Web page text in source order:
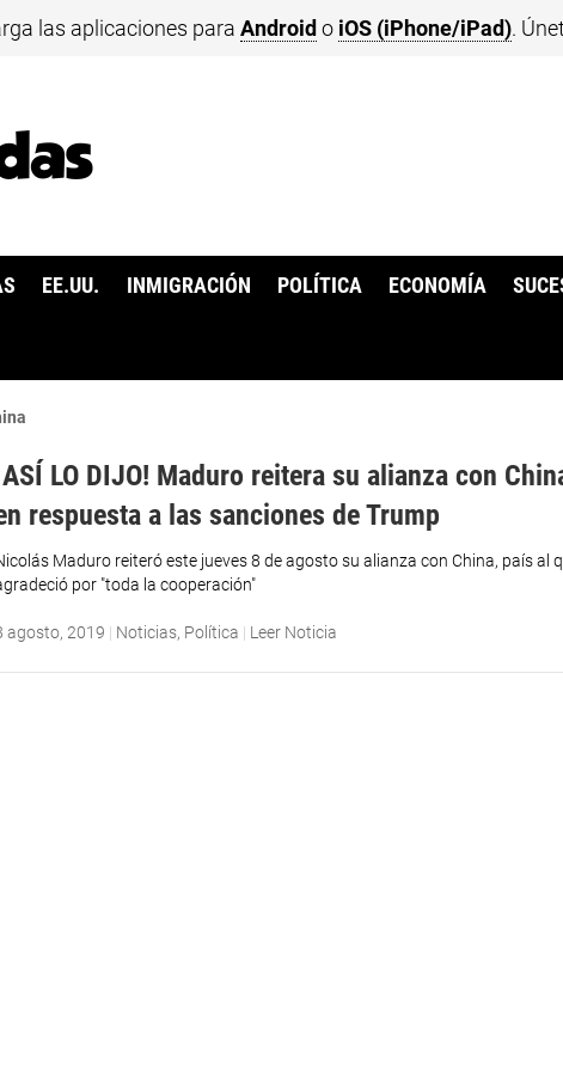
las aplicaciones para Android o iOS (iPhone/iPad).
EE.UU. INMIGRACIÓN POLÍTICA ECONOMÍA
LO DIJO! Maduro reitera su alianza con
respuesta a las sanciones de Trump
Maduro reiteró este jueves 8 de agosto su alianza con China, país al
por "toda la cooperación"
agosto, 2019 | Noticias, Política | Leer Noticia